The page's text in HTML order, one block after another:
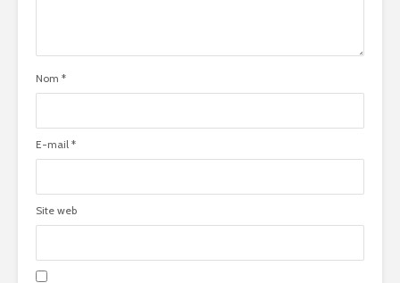
Nom *
E-mail *
Site web